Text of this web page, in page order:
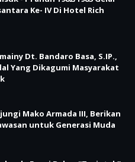
Ke- IV Di Hotel Rich
Dt. Bandaro Basa, S.IP.,
Yang Dikagumi Masyarakat
Mako Armada III, Berikan
untuk Generasi Muda